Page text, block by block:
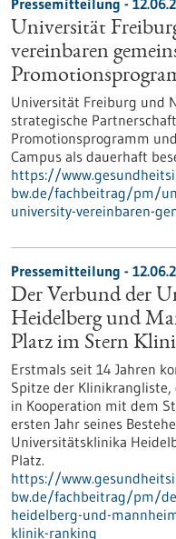
Pressemitteilung -
Universität
vereinbaren
Universität Freiburg und
strategische
Promotionsprogramm
Campus als dauerhaft
https://
bw.de/fachbeitrag/pm/
university-vereinbaren-
Pressemitteilung -
Der Verbund der
Heidelberg und
Platz im Stern
Erstmals seit 14 Jahren
Spitze der
in Kooperation mit dem
ersten Jahr seines
Universitätsklinika
Platz.
https://
bw.de/fachbeitrag/pm/
heidelberg-und-
klinik-ranking